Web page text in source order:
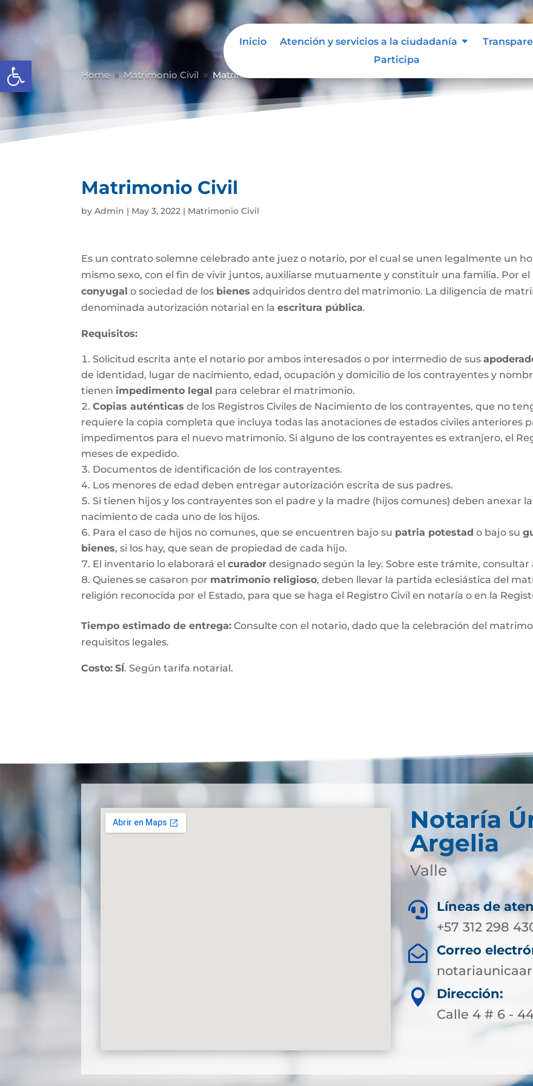
Abrir barra de herramientas
Inicio Atención y servicios a la ciudadanía
Participa
Home 9 Matrimonio Civil 9 Matrimonio Civil
Matrimonio Civil
byAdmin | May 3, 2022 | Matrimonio Civil
Es un contrato solemne celebrado ante juez o notario, por el cual se unen legalmente un
mismo sexo, con el fin de vivir juntos, auxiliarse mutuamente y constituir una familia. Por
conyugal o sociedad de los bienes adquiridos dentro del matrimonio. La diligencia de
denominada autorización notarial en laescritura pública.
Requisitos:
Solicitud escrita ante el notario por ambos interesados o por intermedio de sus
de identidad, lugar de nacimiento, edad, ocupación y domicilio de los contrayentes y
tienen impedimento legal para celebrar el matrimonio.
Copias auténticas de los Registros Civiles de Nacimiento de los contrayentes, que no
requiere la copia completa que incluya todas las anotaciones de estados civiles anteriores
impedimentos para el nuevo matrimonio. Si alguno de los contrayentes es extranjero, el
meses de expedido.
Documentos de identificación de los contrayentes.
Los menores de edad deben entregar autorización escrita de sus padres.
Si tienen hijos y los contrayentes son el padre y la madre (hijos comunes) deben anexar
nacimiento de cada uno de los hijos.
Para el caso de hijos no comunes, que se encuentren bajo su patria potestad o bajo su
bienes, si los hay, que sean de propiedad de cada hijo.
El inventario lo elaborará elcurador designado según la ley. Sobre este trámite, consultar
Quienes se casaron por matrimonio religioso, deben llevar la partida eclesiástica del
religión reconocida por el Estado, para que se haga el Registro Civil en notaría o en la
Tiempo estimado de entrega: Consulte con el notario, dado que la celebración del
requisitos legales.
Costo: SÍ. Según tarifa notarial.
Notaría
Argelia
Valle

Líneas de
+57 312 298

Correo

Dirección:
Calle 4 # 6 -